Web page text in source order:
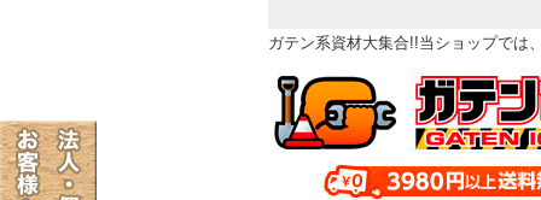
ガテン系資材大集合!!当ショップでは